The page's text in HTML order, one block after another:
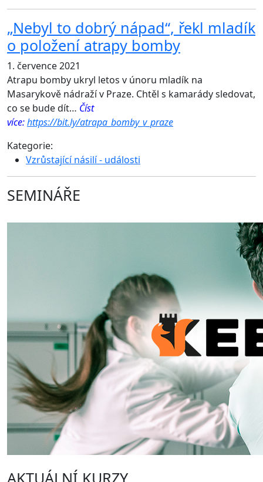
„Nebyl to dobrý nápad“, řekl mladík
o položení atrapy bomby
1. července 2021
Atrapu bomby ukryl letos v únoru mladík na
Masarykově nádraží v Praze. Chtěl s kamarády sledovat,
co se bude dít… Číst
více:https://bit.ly/atrapa_bomby_v_praze
Kategorie:
Vzrůstající násilí - události
SEMINÁŘE
AKTUÁLNÍ KURZY